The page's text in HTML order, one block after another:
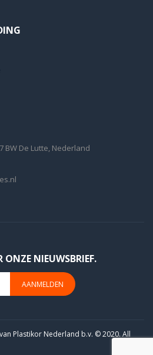
BW De Lutte, Nederland
ONZE NIEUWSBRIEF.
AANMELDEN
Plastikor Nederland b.v. © 2020. All